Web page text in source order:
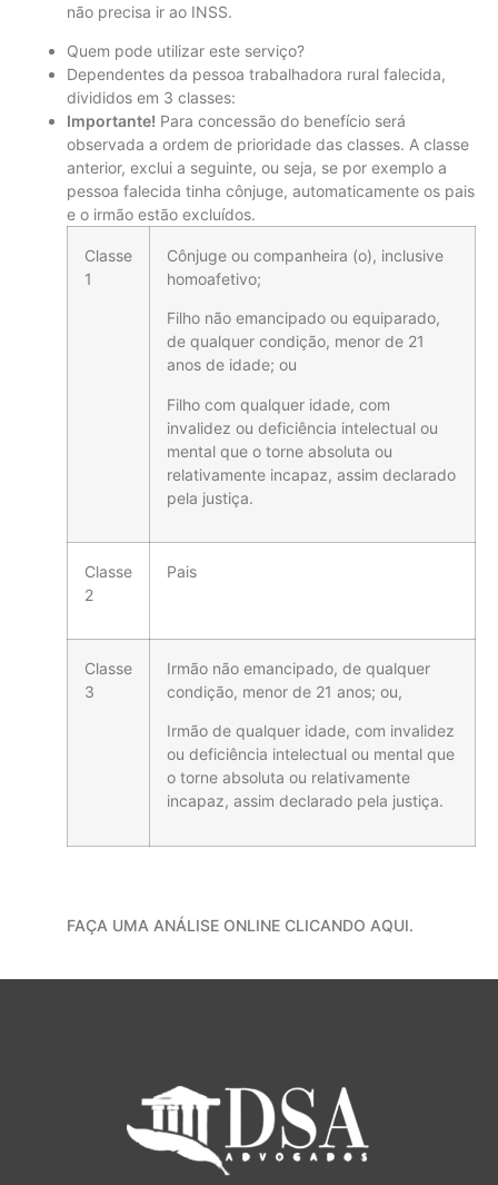
não precisa ir ao INSS.
Quem pode utilizar este serviço?
Dependentes da pessoa trabalhadora rural falecida,
divididos em 3 classes:
Importante! Para concessão do benefício será
observada a ordem de prioridade das classes. A classe
anterior, exclui a seguinte, ou seja, se por exemplo a
pessoa falecida tinha cônjuge, automaticamente os pais
e o irmão estão excluídos.
Classe
1
Cônjuge ou companheira (o), inclusive
homoafetivo;
Filho não emancipado ou equiparado,
de qualquer condição, menor de 21
anos de idade; ou
Filho com qualquer idade, com
invalidez ou deficiência intelectual ou
mental que o torne absoluta ou
relativamente incapaz, assim declarado
pela justiça.
Classe
2
Pais
Classe
3
Irmão não emancipado, de qualquer
condição, menor de 21 anos; ou,
Irmão de qualquer idade, com invalidez
ou deficiência intelectual ou mental que
o torne absoluta ou relativamente
incapaz, assim declarado pela justiça.
FAÇA UMA ANÁLISE ONLINE CLICANDO AQUI.